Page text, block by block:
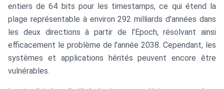
entiers de 64 bits pour les timestamps, ce qui étend la
plage représentable à environ 292 milliards d'années dans
les deux directions à partir de l'Epoch, résolvant ainsi
efficacement le problème de l'année 2038. Cependant, les
systèmes et applications hérités peuvent encore être
vulnérables.